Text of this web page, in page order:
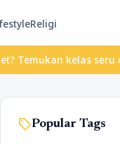
Religi
kelas seru dan
sellPopular Tags